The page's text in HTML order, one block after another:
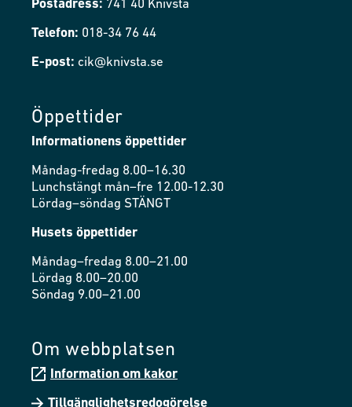
Postadress: 741 40 Knivsta
Telefon: 018-34 76 44
E-post: cik@knivsta.se
Öppettider
Informationens öppettider
Måndag-fredag 8.00–16.30
Lunchstängt mån–fre 12.00-12.30
Lördag–söndag STÄNGT
Husets öppettider
Måndag–fredag 8.00–21.00
Lördag 8.00–20.00
Söndag 9.00–21.00
Om webbplatsen
Information om kakor
Tillgänglighetsredogörelse